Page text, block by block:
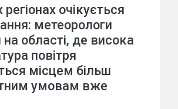
регіонах очікується
метеорологи
області, де висока
повітря
місцем більш
умовам вже